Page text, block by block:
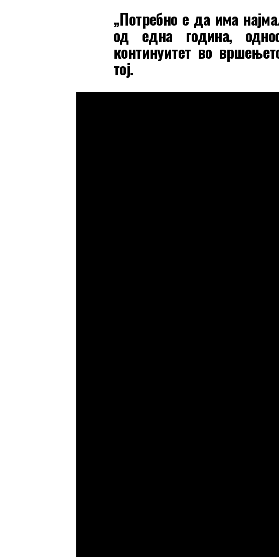
„Потребно е да има
од една година,
континуитет во
тој.